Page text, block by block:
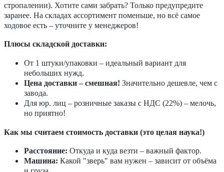
стропалении). Хотите сами забрать? Только предупредите
заранее. На складах ассортимент поменьше, но всё самое
ходовое есть – уточните у менеджеров!
Плюсы складской доставки:
От 1 штуки/упаковки – идеальный вариант для
небольших нужд.
Цена доставки – смешная! Значительно дешевле, чем с
завода.
Для юр. лиц – розничные заказы с НДС (22%) – мелочь,
но приятно!
Как мы считаем стоимость доставки (это целая наука!)
Расстояние: Откуда и куда везти – важный фактор.
Машина: Какой "зверь" вам нужен – зависит от объёма